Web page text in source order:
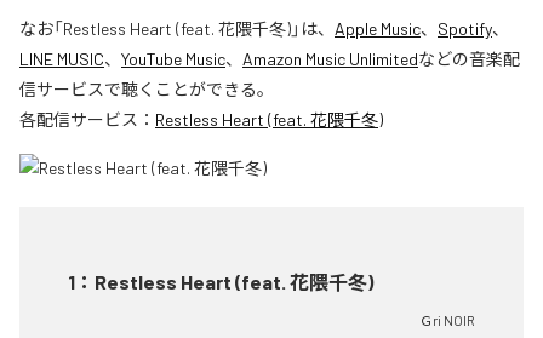
なお「Restless Heart (feat. 花隈千冬)」は、 Apple Music、 Spotify、
LINE MUSIC、 YouTube Music、 Amazon Music Unlimitedなどの音楽配
信サービスで聴くことができる。
各配信サービス： Restless Heart (feat. 花隈千冬)
1 ： Restless Heart (feat. 花隈千冬)
Ｇri NOIR